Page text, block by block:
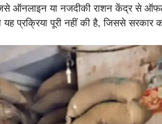
ऑनलाइन या नजदीकी राशन केंद्र से
प्रक्रिया पूरी नहीं की है, जिससे सरकार